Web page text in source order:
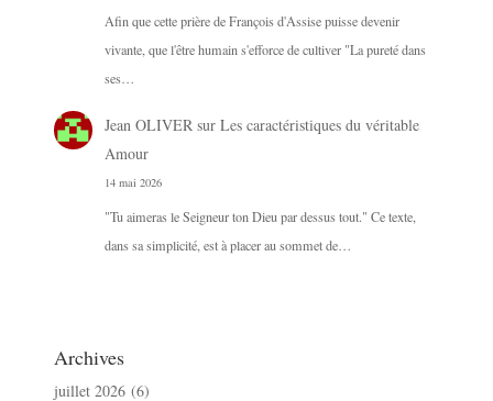
Afin que cette prière de François d'Assise puisse devenir
vivante, que l'être humain s'efforce de cultiver "La pureté dans
ses…
Jean OLIVERsur Les caractéristiques du véritable
Amour
14 mai 2026
"Tu aimeras le Seigneur ton Dieu par dessus tout." Ce texte,
dans sa simplicité, est à placer au sommet de…
Archives
juillet 2026 (6)